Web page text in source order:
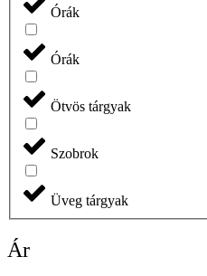
Órák
Órák
Ötvös tárgyak
Szobrok
Üveg tárgyak
Ár